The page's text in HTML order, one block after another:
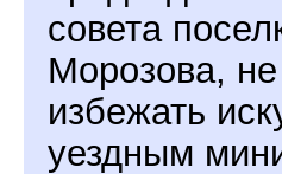
совета
Морозова,
избежать
уездным